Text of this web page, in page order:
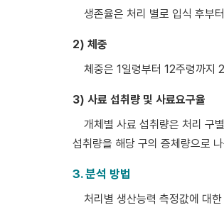
생존율은 처리 별로 입식 후부
2) 체중
체중은 1일령부터 12주령까지
3) 사료 섭취량 및 사료요구율
개체별 사료 섭취량은 처리 구
섭취량을 해당 구의 증체량으로
3. 분석 방법
처리별 생산능력 측정값에